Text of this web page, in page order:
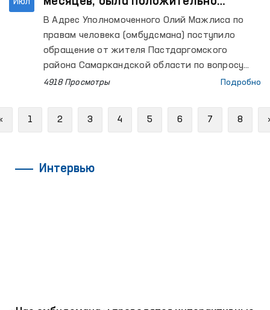
Июл
разрешена под контролем
Омбудсмана
В Адрес Уполномоченного Олий Мажлиса по
правам человека (омбудсмана) поступило
обращение от жителя Пастдаргомского
района Самаркандской области по вопросу
подключения к системе природного
4918 Просмотры Подробно
Previous
1 2 3 4 5 6 7 8
Интервью